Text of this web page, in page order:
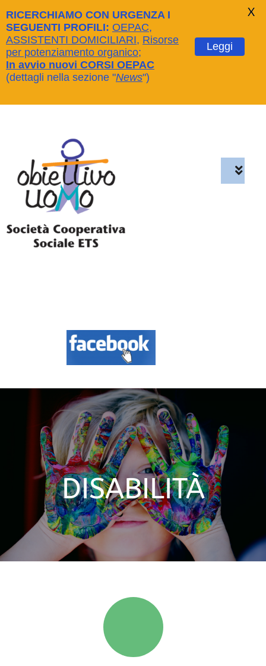
DOCUMENTAZIONE
DISABILITÀ
RICERCHIAMO CON URGENZA I
SEGUENTI PROFILI: OEPAC,
ASSISTENTI DOMICILIARI, Risorse
per potenziamento organico;
In avvio nuovi CORSI OEPAC
(dettagli nella sezione "News")
Leggi
X